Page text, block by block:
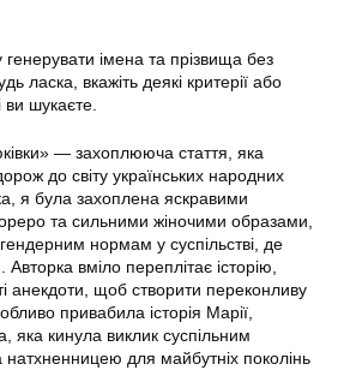
імена та прізвища без
ласка, вкажіть деякі критерії або
ви шукаєте.
— захоплююча стаття, яка
до світу українських народних
я була захоплена яскравими
та сильними жіночими образами,
нормам у суспільстві, де
Авторка вміло переплітає історію,
анекдоти, щоб створити переконливу
привабила історія Марії,
яка кинула виклик суспільним
натхненницею для майбутніх поколінь